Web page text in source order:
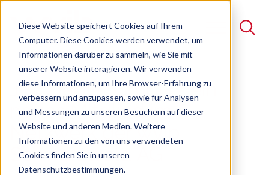
Diese Website speichert Cookies auf Ihrem
Computer. Diese Cookies werden verwendet, um
Informationen darüber zu sammeln, wie Sie mit
unserer Website interagieren. Wir verwenden
diese Informationen, um Ihre Browser-Erfahrung zu
verbessern und anzupassen, sowie für Analysen
und Messungen zu unseren Besuchern auf dieser
Website und anderen Medien. Weitere
Informationen zu den von uns verwendeten
Cookies finden Sie in unseren
Datenschutzbestimmungen.
Suche
Es gibt keine Vorschläge, da das Suchfeld leer ist.
J.H. Ziegler GmbH - ein
neues Mitglied im
Netzwerk der wvib
Schwarzwald AG